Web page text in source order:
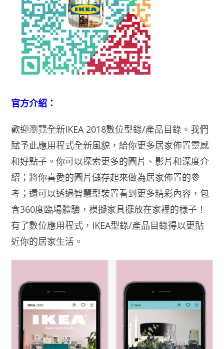
官方介紹：
歡迎瀏覽全新IKEA 2018數位型錄/產品目錄。我們
賦予此應用程式全新風貌，給你更多居家佈置靈感
和好點子。你可以探索更多的圖片、影片和深度介
紹；將你喜愛的圖片儲存起來做為居家佈置的參
考；還可以透過智慧型裝置看到更多精彩內容，包
含360度臨場體驗，模擬家具擺放在家裡的樣子！
有了數位應用程式，IKEA型錄/產品目錄得以更貼
近你的居家生活。